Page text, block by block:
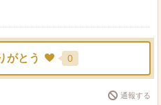
がとう 0
通報する